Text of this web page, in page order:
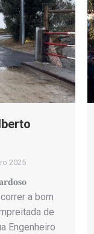
2025
a bom
de
Engenheiro